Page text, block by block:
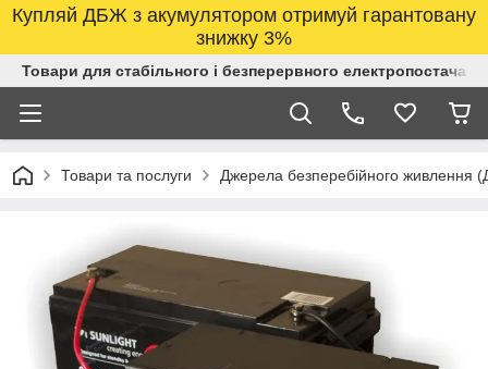
Купляй ДБЖ з акумулятором отримуй гарантовану
знижку 3%
Товари для стабільного і безперервного
Товари та послуги Джерела безперебійного живлення